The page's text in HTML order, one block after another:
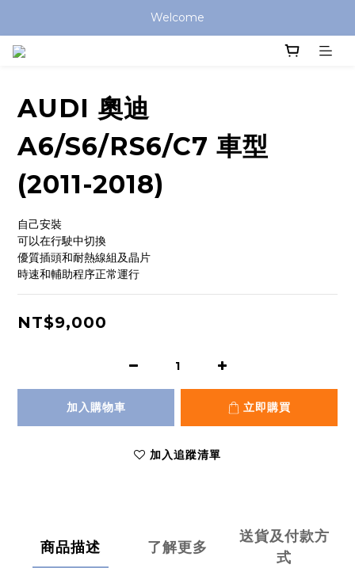
Welcome
AUDI 奧迪
A6/S6/RS6/C7 車型
(2011-2018)
自己安裝
可以在行駛中切換
優質插頭和耐熱線組及晶片
時速和輔助程序正常運行
NT$9,000
加入購物車 立即購買
加入追蹤清單
商品描述 了解更多
送貨及付款方
式